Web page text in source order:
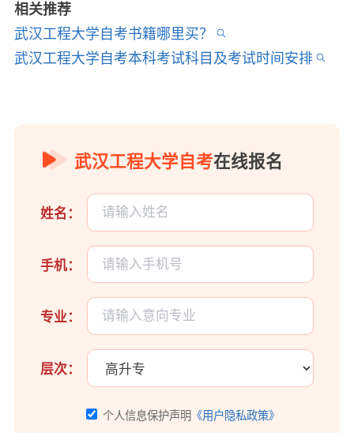
相关推荐
武汉工程大学自考书籍哪里买？
武汉工程大学自考本科考试科目及考试时间安排
武汉工程大学自考在线报名
姓名：
手机：
专业：
层次：
个人信息保护声明 《用户隐私政策》